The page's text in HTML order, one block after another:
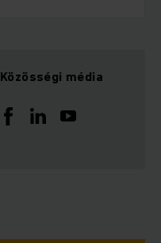
Közösségi média